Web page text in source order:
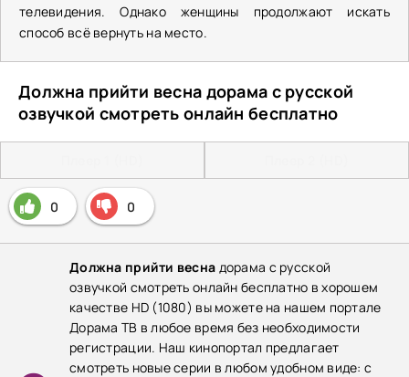
телевидения. Однако женщины продолжают искать
способ всё вернуть на место.
Должна прийти весна дорама с русской
озвучкой смотреть онлайн бесплатно
0 0
Должна прийти весна дорама с русской
озвучкой смотреть онлайн бесплатно в хорошем
качестве HD (1080) вы можете на нашем портале
Дорама ТВ в любое время без необходимости
регистрации. Наш кинопортал предлагает
смотреть новые серии в любом удобном виде: с